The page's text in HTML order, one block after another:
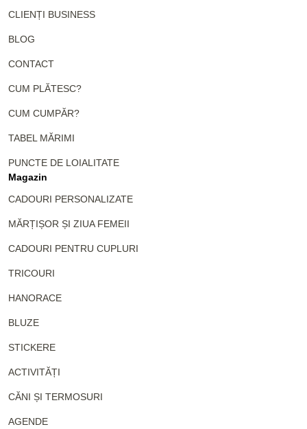
CLIENȚI BUSINESS
BLOG
CONTACT
CUM PLĂTESC?
CUM CUMPĂR?
TABEL MĂRIMI
PUNCTE DE LOIALITATE
Magazin
CADOURI PERSONALIZATE
MĂRȚIȘOR ȘI ZIUA FEMEII
CADOURI PENTRU CUPLURI
TRICOURI
HANORACE
BLUZE
STICKERE
ACTIVITĂȚI
CĂNI ȘI TERMOSURI
AGENDE